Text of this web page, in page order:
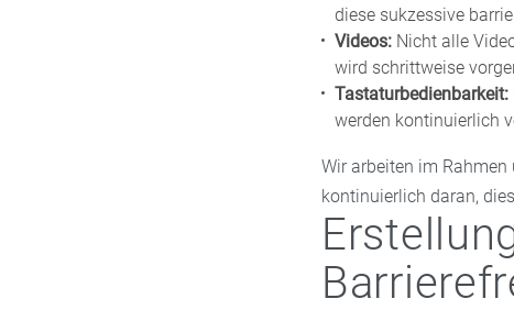
diese sukzessive
Videos: Nicht alle
wird schrittweise
Tastaturbedienbarkeit:
werden kontinuierlich
Wir arbeiten im
kontinuierlich daran,